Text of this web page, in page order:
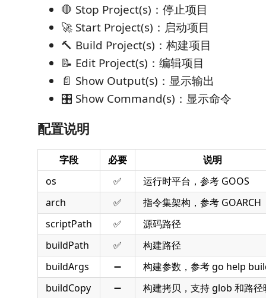
🛑 Stop Project(s)：停止项目
🚀 Start Project(s)：启动项目
🔨 Build Project(s)：构建项目
📝 Edit Project(s)：编辑项目
📄 Show Output(s)：显示输出
🎛️ Show Command(s)：显示命令
配置说明
字段 必要
说明
os
✅
运行时平台，参考 GOOS
arch
✅
指令集架构，参考 GOARCH
scriptPath
✅
源码路径
buildPath
✅
构建路径
buildArgs
➖
构建参数，参考 go help
buildCopy
➖
构建拷贝，支持 glob 和路径